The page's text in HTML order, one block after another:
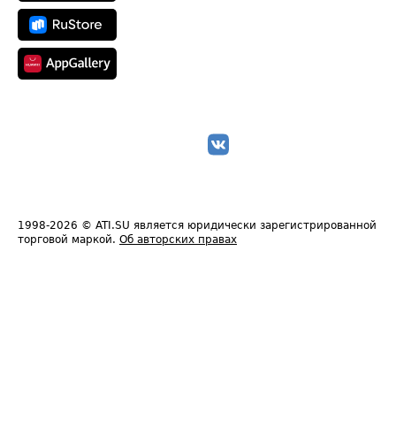
1998-2026 © ATI.SU является юридически зарегистрированной
торговой маркой. Об авторских правах